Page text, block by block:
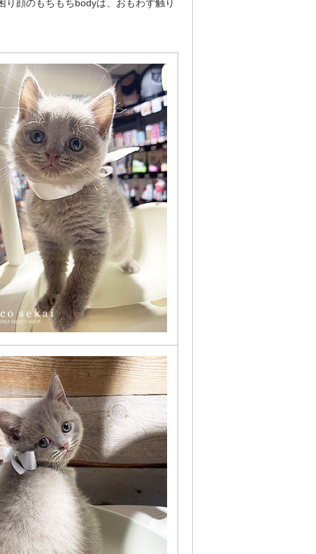
顔のもちもちbodyは、おもわず触り